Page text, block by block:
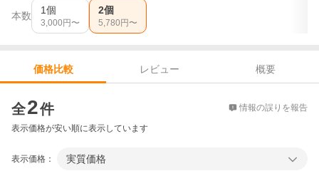
本数 1個
3,000 円〜
2個
5,780 円〜
価格比較 レビュー
概要
全2件 情報の誤りを報告
表示価格が安い順に表示しています
表示価格： 実質価格